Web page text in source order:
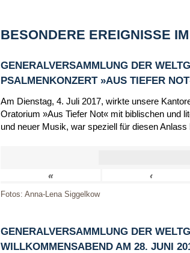
BESONDERE EREIGNISSE
GENERALVERSAMMLUNG DER
PSALMENKONZERT »AUS TIEFER
Am Dienstag, 4. Juli 2017, wirkte unsere
Oratorium »Aus Tiefer Not« mit biblischen und
und neuer Musik, war speziell für diesen
« ‹
Fotos: Anna-Lena Siggelkow
GENERALVERSAMMLUNG DER
WILLKOMMENSABEND AM 28. JUNI